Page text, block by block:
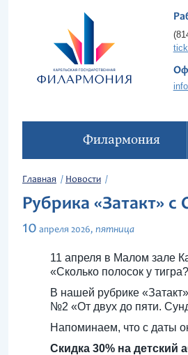
Филармония
Главная Новости
Рубрика «Затакт» с
10 апреля 2026, пятница
11 апреля в Малом зале
«Сколько полосок у
В нашей рубрике
№2 «От двух до пяти.
Напоминаем, что с даты
Скидка 30% на детский